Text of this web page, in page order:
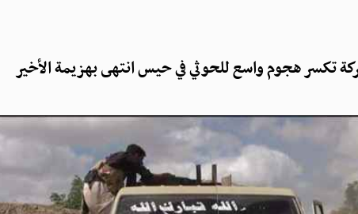
تكسر هجوم واسع للحوثي في حيس انتهى بهزيمة الأخير